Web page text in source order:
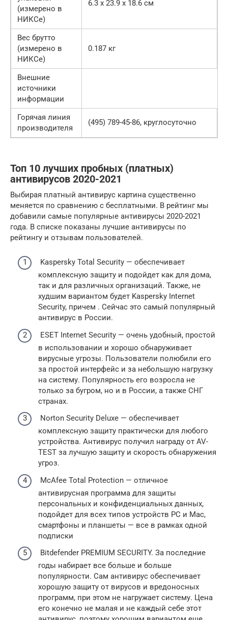
(измерено в
НИКСе)
6.3 x 23.9 x 18.6 см
Вес брутто
(измерено в
НИКСе)
0.187 кг
Внешние
источники
информации
Горячая линия
производителя
(495) 789-45-86, круглосуточно
Топ 10 лучших пробных (платных)
антивирусов 2020-2021
Выбирая платный антивирус картина существенно
меняется по сравнению с бесплатными. В рейтинг мы
добавили самые популярные антивирусы 2020-2021
года. В списке показаны лучшие антивирусы по
рейтингу и отзывам пользователей.
Kaspersky Total Security — обеспечивает
комплексную защиту и подойдет как для дома,
так и для различных организаций. Также, не
худшим вариантом будет Kaspersky Internet
Security, причем . Сейчас это самый популярный
антивирус в России.
ESET Internet Security — очень удобный, простой
в использовании и хорошо обнаруживает
вирусные угрозы. Пользователи полюбили его
за простой интерфейс и за небольшую нагрузку
на систему. Популярность его возросла не
только за бугром, но и в России, а также СНГ
странах.
Norton Security Deluxe — обеспечивает
комплексную защиту практически для любого
устройства. Антивирус получил награду от AV-
TEST за лучшую защиту и скорость обнаружения
угроз.
McAfee Total Protection — отличное
антивирусная программа для защиты
персональных и конфиденциальных данных,
подойдет для всех типов устройств PC и Mac,
смартфоны и планшеты — все в рамках одной
подписки
Bitdefender PREMIUM SECURITY. За последние
годы набирает все больше и больше
популярности. Сам антивирус обеспечивает
хорошую защиту от вирусов и вредоносных
программ, при этом не нагружает систему. Цена
его конечно не малая и не каждый себе этот